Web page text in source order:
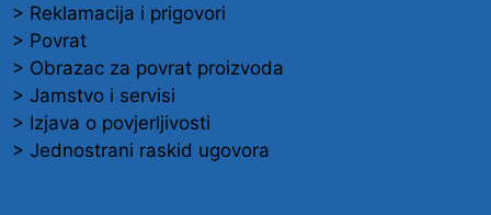
> Reklamacija i prigovori
> Povrat
> Obrazac za povrat proizvoda
> Jamstvo i servisi
> Izjava o povjerljivosti
> Jednostrani raskid ugovora